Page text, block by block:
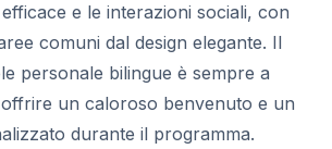
e le interazioni sociali, con
comuni dal design elegante. Il
personale bilingue è sempre a
un caloroso benvenuto e un
durante il programma.